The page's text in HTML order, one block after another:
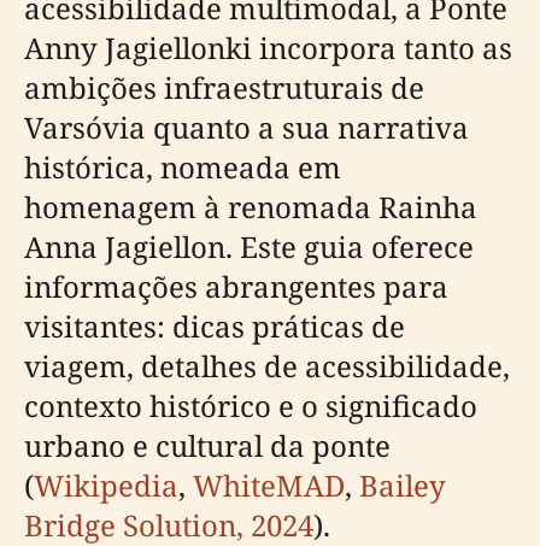
Anny Jagiellonki incorpora tanto as
ambições infraestruturais de
Varsóvia quanto a sua narrativa
histórica, nomeada em
homenagem à renomada Rainha
Anna Jagiellon. Este guia oferece
informações abrangentes para
visitantes: dicas práticas de
viagem, detalhes de acessibilidade,
contexto histórico e o significado
urbano e cultural da ponte
(Wikipedia, WhiteMAD, Bailey
Bridge Solution, 2024).